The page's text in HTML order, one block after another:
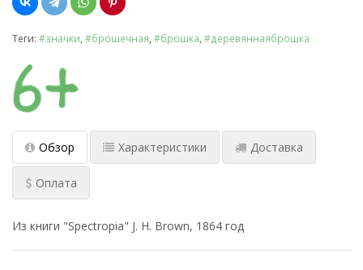
Теги: #значки #брошечная #брошка #деревяннаяброшка
Обзор Характеристики Доставка
Оплата
Из книги "Spectropia" J. H. Brown, 1864 год